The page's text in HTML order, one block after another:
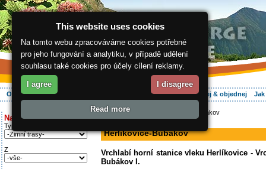
O regionu Aktivně Ubytování Hledej & objednej
Najděte si:
Typ trati
Z
ergis.cz> > Herlíkovice-Bubákov
Herlíkovice-Bubákov
Vrchlabí horní stanice vleku Herlíkovice -
Bubákov I.
This website uses cookies
Na tomto webu zpracováváme cookies potřebné
pro jeho fungování a analytiku, v případě udělení
souhlasu také cookies pro účely cílení reklamy.
I agree I disagree
Read more